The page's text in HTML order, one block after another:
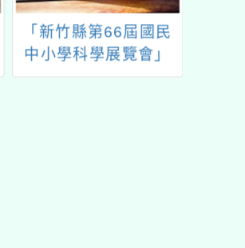
「新竹縣第66屆國民
中小學科學展覽會」